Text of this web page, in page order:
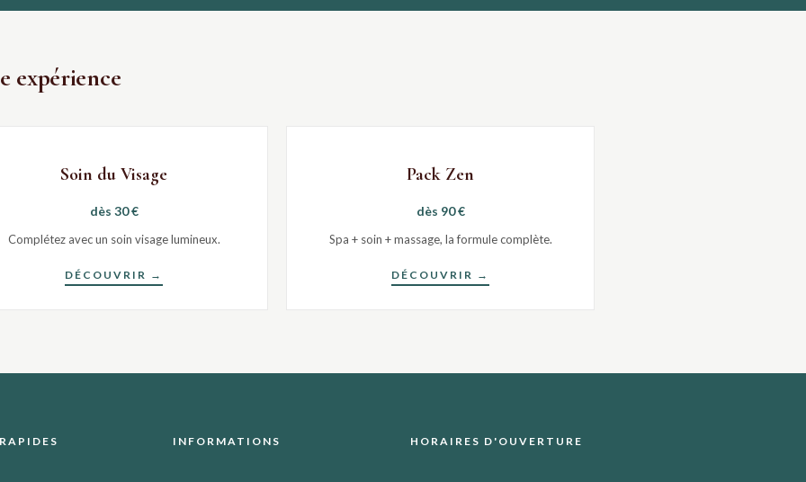
expérience
Soin du Visage
dès 30 €
Complétez avec un soin visage lumineux.
DÉCOUVRIR →
Pack Zen
dès 90 €
Spa + soin + massage, la formule complète.
DÉCOUVRIR →
INFORMATIONS HORAIRES D'OUVERTURE